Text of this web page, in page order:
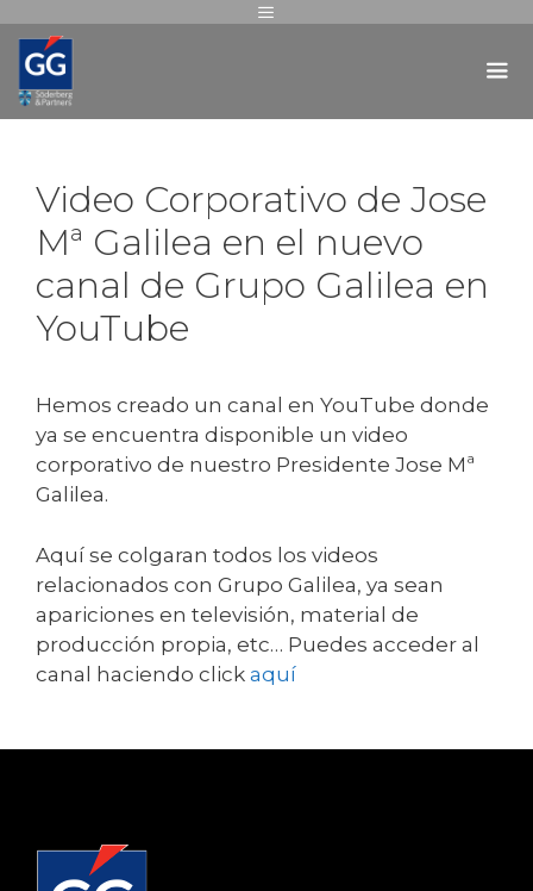
Video Corporativo de Jose
Mª Galilea en el nuevo
canal de Grupo Galilea en
YouTube
Hemos creado un canal en YouTube donde
ya se encuentra disponible un video
corporativo de nuestro Presidente Jose Mª
Galilea.
Aquí se colgaran todos los videos
relacionados con Grupo Galilea, ya sean
apariciones en televisión, material de
producción propia, etc… Puedes acceder al
canal haciendo click aquí